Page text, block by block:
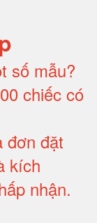
số mẫu?
chiếc có
đơn đặt
kích
nhận.